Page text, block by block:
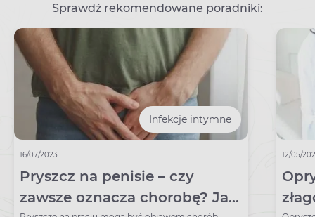
Sprawdź rekomendowane poradniki:
Infekcje intymne
16/07/2023
Pryszcz na penisie – czy
zawsze oznacza chorobę? Jak
12/05/